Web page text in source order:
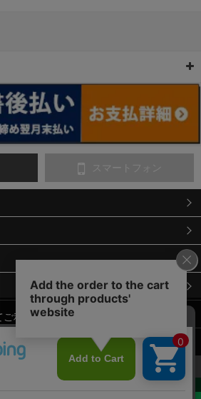
ンス
13-誘導灯・誘導棒・
合図灯・手旗
14-ライフジャケット
スマートフォン
利用いただくため（なりすまし防止
性向上のため、クッキー(Cookie)を使用
ッキー(Cookie)の使用に関しては、「プ
お読みください。